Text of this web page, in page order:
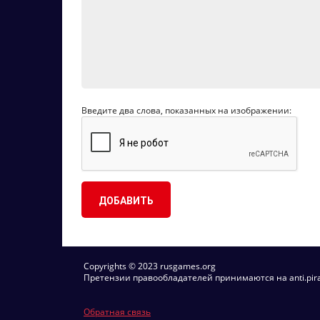
Введите два слова, показанных на изображении:
Copyrights © 2023 rusgames.org
Претензии правообладателей принимаются на
Обратная связь